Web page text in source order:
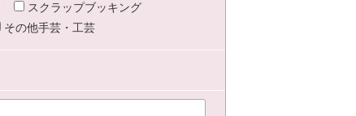
スクラップブッキング
その他手芸・工芸